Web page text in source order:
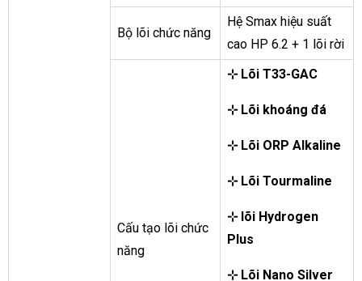
Bộ lõi chức năng
Hệ Smax hiệu suất
cao HP 6.2 + 1 lõi rời
Cấu tạo lõi chức
năng
⊹ Lõi T33-GAC
⊹ Lõi khoáng đá
⊹ Lõi ORP Alkaline
⊹ Lõi Tourmaline
⊹ lõi Hydrogen
Plus
⊹ Lõi Nano Silver